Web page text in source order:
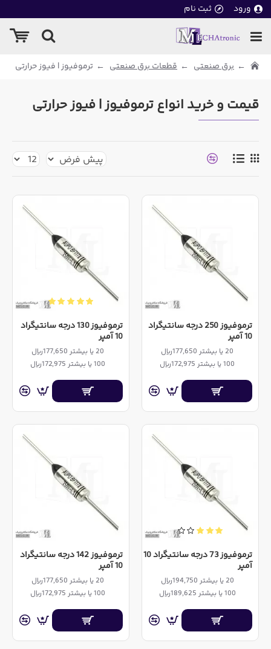
ورود ثبت نام
برق صنعتی قطعات برق صنعتی ترموفیوز | فیوز حرارتی
قیمت و خرید انواع ترموفیوز | فیوز حرارتی
ترموفیوز 250 درجه سانتیگراد
10 آمپر
20 یا بیشتر 177,650ریال
100 یا بیشتر 172,975ریال
ترموفیوز 130 درجه سانتیگراد
10 آمپر
20 یا بیشتر 177,650ریال
100 یا بیشتر 172,975ریال
ترموفیوز 73 درجه سانتیگراد 10
آمپر
20 یا بیشتر 194,750ریال
100 یا بیشتر 189,625ریال
ترموفیوز 142 درجه سانتیگراد
10 آمپر
20 یا بیشتر 177,650ریال
100 یا بیشتر 172,975ریال